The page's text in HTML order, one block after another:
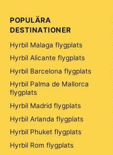
POPULÄRA
DESTINATIONER
Hyrbil Malaga flygplats
Hyrbil Alicante flygplats
Hyrbil Barcelona flygplats
Hyrbil Palma de Mallorca
flygplats
Hyrbil Madrid flygplats
Hyrbil Arlanda flygplats
Hyrbil Phuket flygplats
Hyrbil Rom flygplats